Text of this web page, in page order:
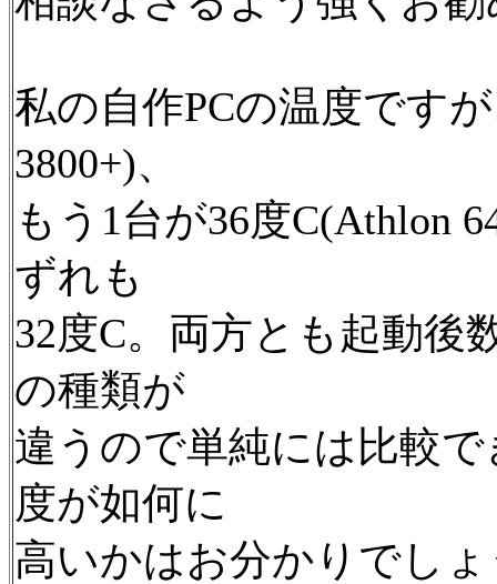
私の自作PCの温度です
3800+)、
もう1台が36度C(Athlon
ずれも
32度C。両方とも起動後
の種類が
違うので単純には比較
度が如何に
高いかはお分かりでし